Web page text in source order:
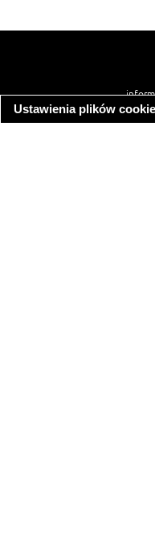
Ustawienia plików cookie
informacja o